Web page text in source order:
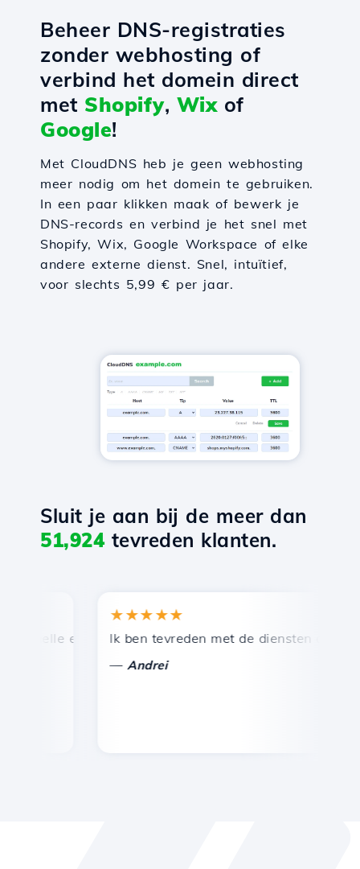
Beheer DNS-registraties
zonder webhosting of
verbind het domein direct
met Shopify, Wixof
Google!
Met CloudDNS heb je geen webhosting
meer nodig om het domein te gebruiken.
In een paar klikken maak of bewerk je
DNS-records en verbind je het snel met
Shopify, Wix, Google Workspace of elke
andere externe dienst. Snel, intuïtief,
voor slechts 5,99 € per jaar.
Sluit je aan bij de meer dan
51,924tevreden klanten.
en efficiënte technische ondersteuning.
★★★★★
Ik ben tevreden met de diensten die door
Andrei